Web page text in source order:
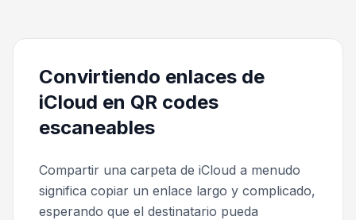
Convirtiendo enlaces de
iCloud en QR codes
escaneables
Compartir una carpeta de iCloud a menudo
significa copiar un enlace largo y complicado,
esperando que el destinatario pueda